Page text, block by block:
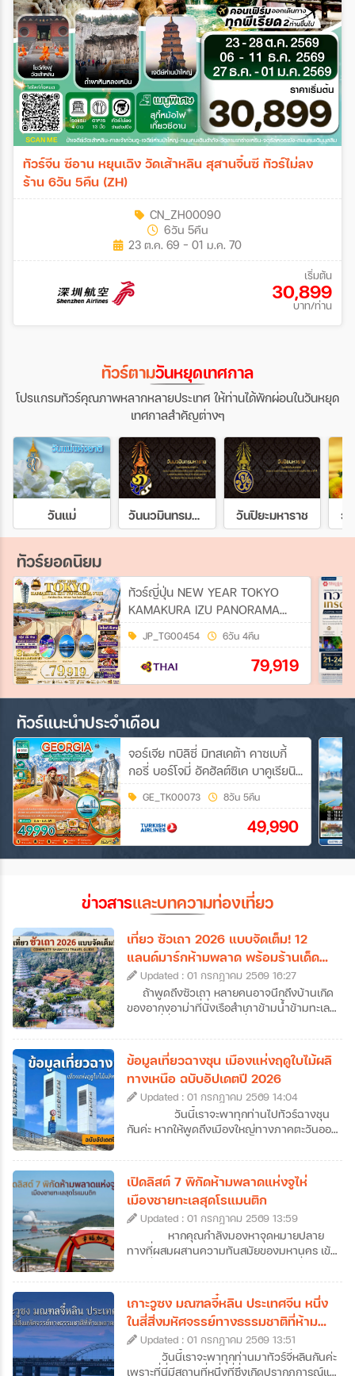
ทัวร์จีน ซีอาน หยุนเฉิง วัดเส้าหลิน สุสานจิ๋นซี ทัวร์ไม่ลง
ร้าน 6วัน 5คืน (ZH)
CN_ZH00090
6วัน 5คืน
23 ต.ค. 69 - 01 ม.ค. 70
เริ่มต้น
30,899
บาท/ท่าน
ทัวร์ตามวันหยุดเทศกาล
โปรแกรมทัวร์คุณภาพหลากหลายประเทศ ให้ท่านได้พักผ่อนในวันหยุด
เทศกาลสำคัญต่างๆ
วันแม่ วันนวมินทรมหาราช วันปิยะมหาราช วั
ทัวร์ยอดนิยม
ทัวร์ญี่ปุ่น NEW YEAR TOKYO
KAMAKURA IZU PANORAMA
FUJI 6วัน 4คืน (TG)
JP_TG00454 6วัน 4คืน
79,919
ทัวร์แนะนำประจำเดือน
จอร์เจีย ทบิลิซี่ มิทสเคต้า คาซเบกี้
กอรี่ บอร์โจมี่ อัคฮัลต์ซิเค บาคูเรียนิ
บาทูมี่ (เข้าทบิลิซี่-ออกบาทูมี่) 8วัน
5คืน (TK)
GE_TK00073 8วัน 5คืน
49,990
ข่าวสารและบทความท่องเที่ยว
เที่ยว ซัวเถา 2026 แบบจัดเต็ม! 12
แลนด์มาร์กห้ามพลาด พร้อมร้านเด็ด
และที่พักดัง
Updated : 01 กรกฎาคม 2569 16:27
ถ้าพูดถึงซัวเถา หลายคนอาจนึกถึงบ้านเกิด
ของอากงอาม่าที่นั่งเรือสำเภาข้ามน้ำข้ามทะเล
แต้จิ๋วเคยลงเรือมาตั้งรกรากในไทย แต่ปัจจุบัน
ซัวเถาไม่ได้เป็นเพียงแค่จุดเริ่มต้นของการ
อพยพมายังเมืองไทย เพราะซัวเถาคือดินแดน
ของวัฒนธรรมแต้จิ๋วแท้ ๆ ที่มีทั้งวัดโบราณ
อายุนับร้อยปี ถนนเก่าที่เต็มไปด้วยกลิ่นอาย
ประวัติศาสตร์ อาหารพื้นเมืองรสเลิศ ศาลเจ้า
ศักดิ์สิทธิ์ รวมไปถึงฮวงจุ้ยของเมืองที่ดีเยี่ยม
องค์ที่คนไทยรู้จักกันดี จึงไม่น่าแปลกใจที่สายมู
สายบุญ และนักท่องเที่ยวที่อยากสัมผัสจีนแบบ
โลคอลจะหลงรักที่นี่ได้ไม่ยาก ซึ่งวันนี้เราก็จะพา
ทุกคนไปทัวร์ซัวเถากันแบบจัดเต็ม ที่มีทั้งข้อมูล
เที่ยวซัวเถา 12 ที่เที่ยวไฮไลต์ พร้อมลิสต์ร้าน
เด็ดและที่พักมาแนะนำไว้ให้ครบ ให้เราสามารถ
วางแผนเที่ยวกันได้ง่าย ๆ แบบครบจบในที่
ข้อมูลเที่ยวฉางชุน เมืองแห่งฤดูใบไม้ผลิ
ทางเหนือ ฉบับอัปเดตปี 2026
Updated : 01 กรกฎาคม 2569 14:04
วันนี้เราจะพาทุกท่านไปทัวร์ฉางชุน
กันค่ะ หากให้พูดถึงเมืองใหญ่ทางภาคตะวันออก
หิมะขาวโพลนและอากาศหนาวจัด แต่ฉางชุน
เป็นเมืองที่ได้รับฉายาว่า “เมืองแห่งฤดูใบไม้ผลิ
แห่งภาคเหนือ” ความพิเศษของเมืองนี้คืออะไร?
ทำไมถึงได้รับการขนานนามว่าเป็นเมืองแห่งฤดู
ใบไม้ผลิแห่งภาคเหนือ วันนี้เราจะพาไปหาคำ
ตอบกันค่ะ นอกจากนี้เราก็ยังทำการรวบรวม
ข้อมูลเที่ยวฉางชุนฉบับอัปเดตปี 2026 ที่จะพา
ฉางชุนแบบครบทุกมิติ ไม่ว่าจะเป็นแลนด์มาร์ก
สำคัญ แหล่งพักผ่อน หรือย่านไลฟ์สไตล์มาฝาก
กันด้วย ว่าแล้วก็เตรียมตัวออกเดินทางไปเยือน
เมืองหลวงแห่งมณฑลจี๋หลินที่ฉางชุนกันได้เลย
ค่ะ
เปิดลิสต์ 7 พิกัดห้ามพลาดแห่งจูไห่
เมืองชายทะเลสุดโรแมนติก
Updated : 01 กรกฎาคม 2569 13:59
หากคุณกำลังมองหาจุดหมายปลาย
ทางที่ผสมผสานความทันสมัยของมหานคร เข้า
วางแผนมาทัวร์จูไห่คือคำตอบที่ไม่ควรมองข้าม
เลยค่ะ เมืองชายฝั่งทะเลแห่งนี้ไม่ได้มีดีแค่เป็น
เขตเศรษฐกิจพิเศษที่คึกคัก แต่ยังมีเสน่ห์เฉพาะ
ตัวด้วยถนนสายยาวเลียบหาด สวนสาธารณะ
เขียวขจีที่แทรกตัวอยู่ทุกมุมเมือง และ
บรรยากาศที่ดูผ่อนคลายกว่าเมืองใหญ่ข้าง
เคียงอย่างกวางโจวหรือเซินเจิ้น ถึงแม้ว่าหลาย
เกาะวูซง มณฑลจี๋หลิน ประเทศจีน หนึ่ง
ในสี่สิ่งมหัศจรรย์ทางธรรมชาติที่ห้าม
พลาดของจีน
Updated : 01 กรกฎาคม 2569 13:51
วันนี้เราจะพาทุกท่านมาทัวร์จี๋หลินกันค่ะ
เพราะที่นี่มีสถานที่หนึ่งที่ซึ่งเกิดปรากฏการณ์แม่